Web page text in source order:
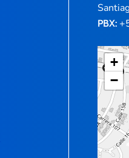
PBX:
+
−